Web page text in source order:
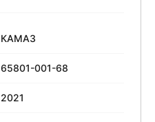
КАМАЗ
65801-001-68
2021